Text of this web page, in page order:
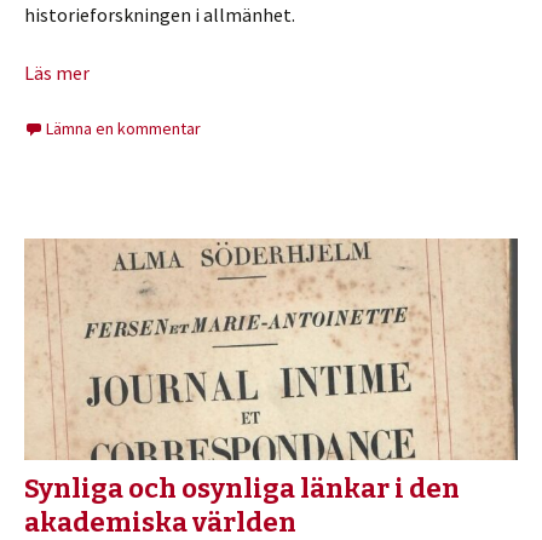
historieforskningen i allmänhet.
Läs mer
Lämna en kommentar
Synliga och osynliga länkar i den
akademiska världen